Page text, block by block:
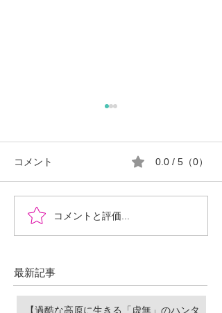
『時を超えた、ふたりの
物語』あなたの心に小さ
に。Time began to flow again
コメント 0.0 / 5（0）
コメントと評価...
最新記事
【過酷な高原に生きる「虚無」のハンタ